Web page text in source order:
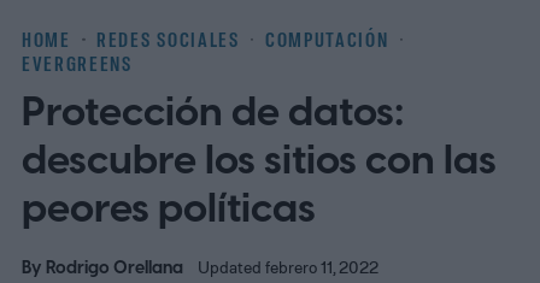
HOME REDES SOCIALES
COMPUTACIÓN
EVERGREENS
Protección de datos:
descubre los sitios con las
peores políticas
By Rodrigo Orellana Updated febrero 11, 2022